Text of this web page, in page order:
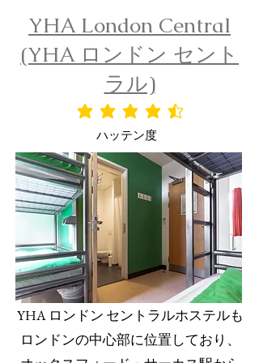
YHA London Central
(YHA ロンドン セント
ラル)
平均評価 4.5 /5
ハッテン度
YHA ロンドン セントラルホステルも
ロンドンの中心部に位置しており、